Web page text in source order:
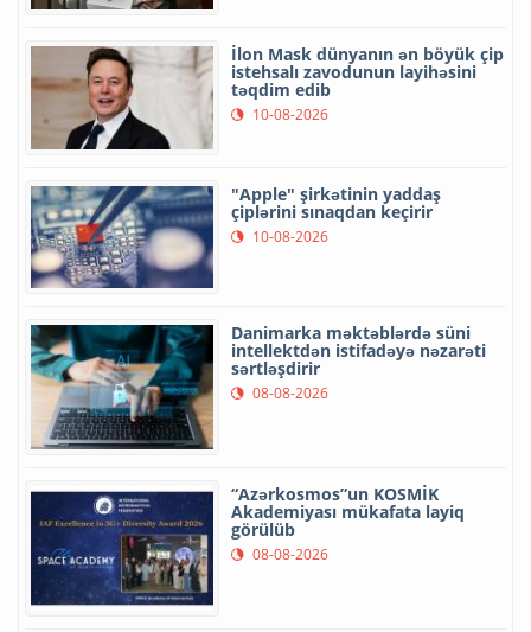
İlon Mask dünyanın ən böyük çip
istehsalı zavodunun layihəsini
təqdim edib
10-08-2026
"Apple" şirkətinin yaddaş
çiplərini sınaqdan keçirir
10-08-2026
Danimarka məktəblərdə süni
intellektdən istifadəyə nəzarəti
sərtləşdirir
08-08-2026
“Azərkosmos”un KOSMİK
Akademiyası mükafata layiq
görülüb
08-08-2026